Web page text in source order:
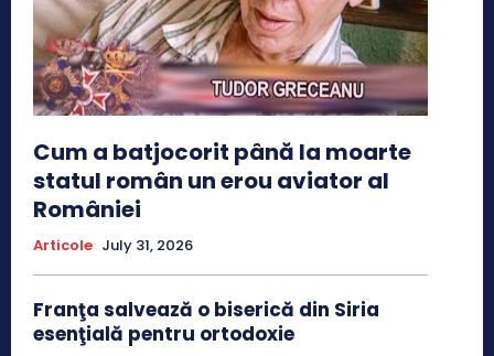
Cum a batjocorit până la moarte
statul român un erou aviator al
României
Articole July 31, 2026
Franţa salvează o biserică din Siria
esenţială pentru ortodoxie